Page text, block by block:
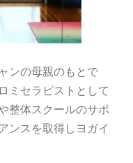
ンの母親のもとで
ミセラピストとして
整体スクールのサポ
ンスを取得しヨガイ